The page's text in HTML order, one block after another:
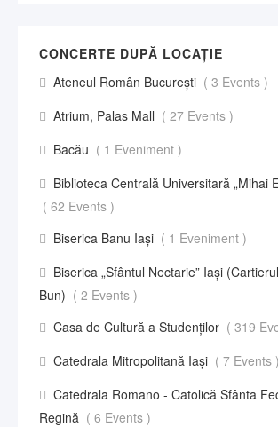
CONCERTE DUPĂ LOCAȚIE
Ateneul Român București ( 3 Events )
Atrium, Palas Mall ( 27 Events )
Bacău ( 1 Eveniment )
Biblioteca Centrală Universitară „Mihai
( 62 Events )
Biserica Banu Iași ( 1 Eveniment )
Biserica „Sfântul Nectarie” Iaşi
Bun) ( 2 Events )
Casa de Cultură a Studenților ( 319
Catedrala Mitropolitană Iași ( 7 Events )
Catedrala Romano - Catolică Sfânta
Regină ( 6 Events )